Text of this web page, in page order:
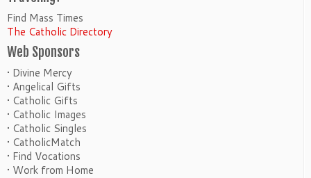
Find Mass Times
The Catholic Directory
Web Sponsors
• Divine Mercy
• Angelical Gifts
• Catholic Gifts
• Catholic Images
• Catholic Singles
• CatholicMatch
• Find Vocations
• Work from Home